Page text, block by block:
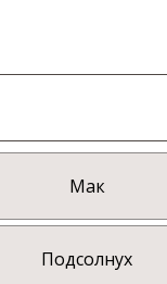
Мак
Подсолнух